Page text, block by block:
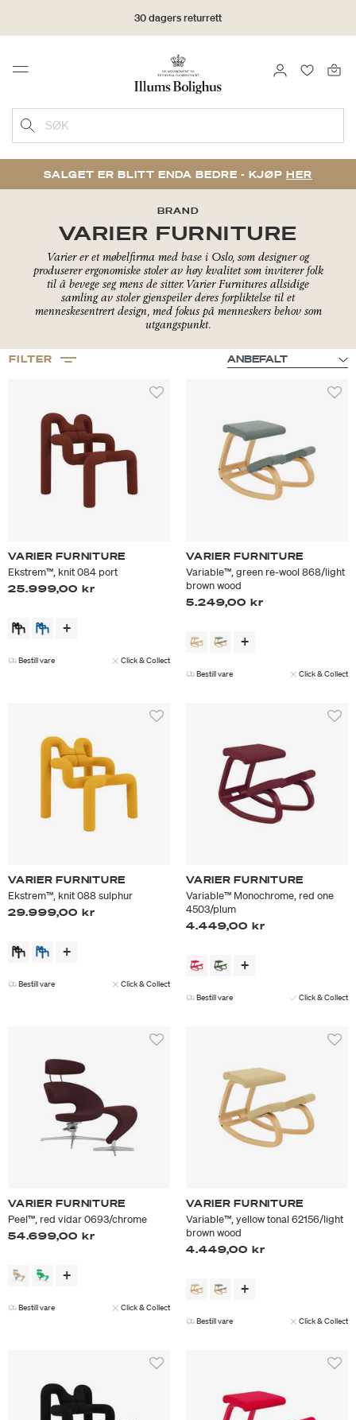
30 dagers returrett
Menu LOGG INN
SØK
SALGET ER BLITT ENDA BEDRE - KJØP HER
BRAND
VARIER FURNITURE
Varier er et møbelfirma med base i Oslo, som designer og
produserer ergonomiske stoler av høy kvalitet som inviterer folk
til å bevege seg mens de sitter. Varier Furnitures allsidige
samling av stoler gjenspeiler deres forpliktelse til et
menneskesentrert design, med fokus på menneskers behov som
utgangspunkt.
FILTER
VARIER FURNITURE
Ekstrem™, knit 084 port
25.999,00 kr
Bestill vare Click & Collect
VARIER FURNITURE
Variable™, green re-wool 868/light
brown wood
5.249,00 kr
Bestill vare Click & Collect
VARIER FURNITURE
Ekstrem™, knit 088 sulphur
29.999,00 kr
Bestill vare Click & Collect
VARIER FURNITURE
Variable™ Monochrome, red one
4503/plum
4.449,00 kr
Bestill vare Click & Collect
VARIER FURNITURE
Peel™, red vidar 0693/chrome
54.699,00 kr
Bestill vare Click & Collect
VARIER FURNITURE
Variable™, yellow tonal 62156/light
brown wood
4.449,00 kr
Bestill vare Click & Collect